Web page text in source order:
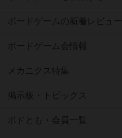
ボードゲームの新着レビュー
ボードゲーム会情報
メカニクス特集
掲示板・トピックス
ボドとも・会員一覧